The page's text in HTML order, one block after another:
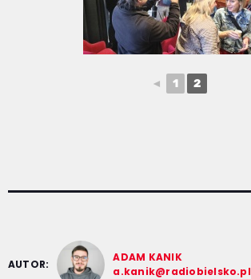
◄ 1 2
AUTOR:
ADAM KANIK
a.kanik@radiobielsko.pl